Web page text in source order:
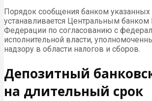
Порядок сообщения банком
устанавливается Центральным банком
Федерации по согласованию с
исполнительной власти,
надзору в области налогов и сборов.
Депозитный
на длительный срок